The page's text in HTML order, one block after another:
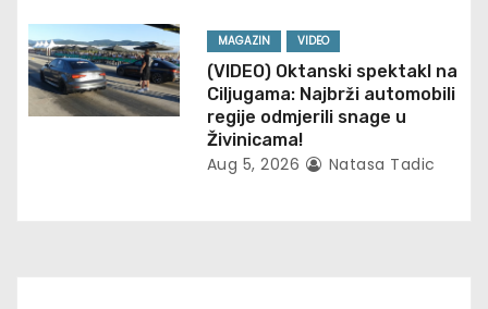
n
MAGAZIN VIDEO
(VIDEO) Oktanski spektakl na
Ciljugama: Najbrži automobili
regije odmjerili snage u
Živinicama!
Aug 5, 2026 Natasa Tadic